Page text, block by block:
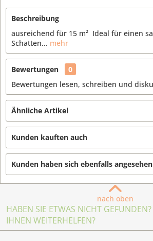
Beschreibung
ausreichend für 15 m² Ideal für einen
Schatten... mehr
Bewertungen
0
Bewertungen lesen, schreiben und
Ähnliche Artikel
Kunden kauften auch
Kunden haben sich ebenfalls angesehen
nach oben
HABEN SIE ETWAS NICHT
IHNEN WEITERHELFEN?